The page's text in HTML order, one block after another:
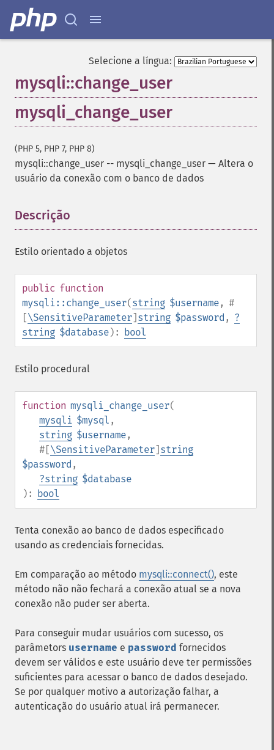
Selecione a língua:
mysqli::change_user
mysqli_change_user
(PHP 5, PHP 7, PHP 8)
mysqli::change_user -- mysqli_change_user — Altera o
usuário da conexão com o banco de dados
Descrição
Estilo orientado a objetos
public function
mysqli::change_user(string $username, #
[\SensitiveParameter] string $password , ?
string $database): bool
Estilo procedural
function mysqli_change_user(
mysqli $mysql ,
string $username,
#[\SensitiveParameter] string
$password ,
?string $database
): bool
Tenta conexão ao banco de dados especificado
usando as credenciais fornecidas.
Em comparação ao método mysqli::connect(), este
método não não fechará a conexão atual se a nova
conexão não puder ser aberta.
Para conseguir mudar usuários com sucesso, os
parâmetors username e password fornecidos
devem ser válidos e este usuário deve ter permissões
suficientes para acessar o banco de dados desejado.
Se por qualquer motivo a autorização falhar, a
autenticação do usuário atual irá permanecer.